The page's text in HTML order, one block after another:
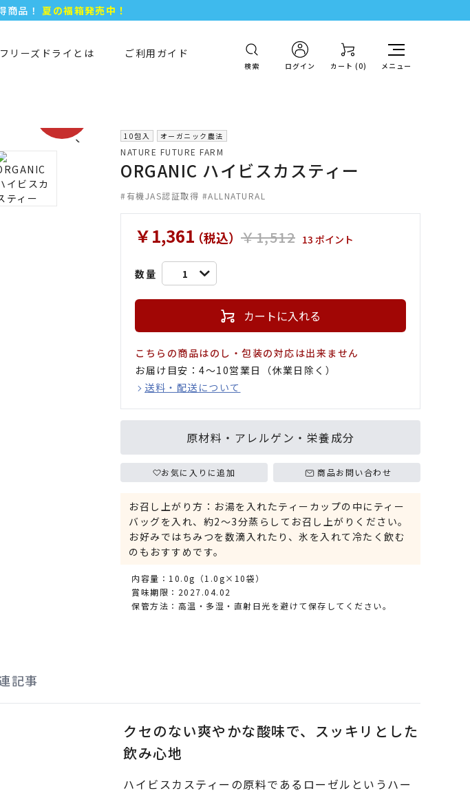
商品！ 夏の福箱発売中！
る 500ポイント プレゼント！
フリーズドライとは ご利用ガイド
検索 ログイン カート (0) メニュー
10包入 オーガニック農法
NATURE FUTURE FARM
ORGANIC ハイビスカスティー
有機JAS認証取得 ALLNATURAL
￥1,361（税込） ￥1,512 13 ポイント
数量 1
カートに入れる
こちらの商品はのし・包装の対応は出来ません
お届け目安：4〜10営業日（休業日除く）
送料・配送について
原材料・アレルゲン・栄養成分
お気に入りに追加 商品お問い合わせ
お召し上がり方：お湯を入れたティーカップの中にティー
バッグを入れ、約2～3分蒸らしてお召し上がりください。
お好みではちみつを数滴入れたり、氷を入れて冷たく飲む
のもおすすめです。
内容量：10.0g（1.0g×10袋）
賞味期限：2027.04.02
保管方法：高温・多湿・直射日光を避けて保存してください。
記事
クセのない爽やかな酸味で、スッキリとした
飲み心地
ハイビスカスティーの原料であるローゼルというハー